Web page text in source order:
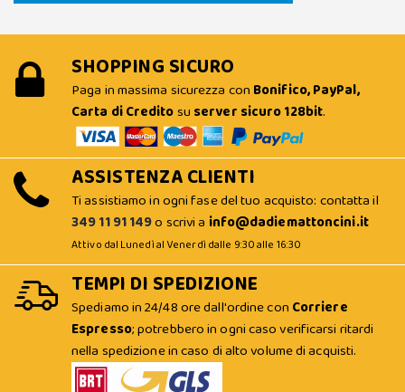
SHOPPING SICURO
Paga in massima sicurezza con Bonifico, PayPal,
Carta di Creditosu server sicuro 128bit.
ASSISTENZA CLIENTI
Ti assistiamo in ogni fase del tuo acquisto: contatta il
349 11 91 149o scrivi a info@dadiemattoncini.it
Attivo dal Lunedì al Venerdì dalle 9:30 alle 16:30
TEMPI DI SPEDIZIONE
Spediamo in 24/48 ore dall'ordine con Corriere
Espresso; potrebbero in ogni caso verificarsi ritardi
nella spedizione in caso di alto volume di acquisti.